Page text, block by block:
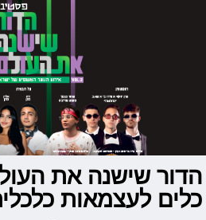
הדור שישנה את
כלים לעצמאות